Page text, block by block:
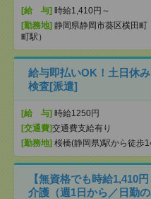
[給 与] 時給1,410円～
[勤務地] 静岡県静岡市葵区横田町
町駅）
給与即払いOK！土日休
検査[派遣]
[給 与] 時給1250円
[交通費]交通費支給有り
[勤務地] 桜橋(静岡県)駅から徒歩
【無資格でも時給1,410
介護（週1日から／日勤